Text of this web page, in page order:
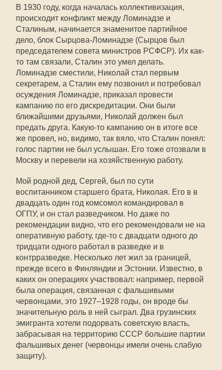
В 1930 году, когда началась коллективизация,
происходит конфликт между Ломинадзе и
Сталиным, начинается знаменитое партийное
дело, блок Сырцова-Ломинадзе (Сырцов был
председателем совета министров РСФСР). Их как-
то там связали, Сталин это умел делать.
Ломинадзе сместили, Николай стал первым
секретарем, а Сталин ему позвонил и потребовал
осуждения Ломинадзе, приказал провести
кампанию по его дискредитации. Они были
ближайшими друзьями, Николай должен был
предать друга. Какую-то кампанию он в итоге все
же провел, но, видимо, так вяло, что Сталин понял:
голос партии не был услышан. Его тоже отозвали в
Москву и перевели на хозяйственную работу.
Мой родной дед, Сергей, был по сути
воспитанником старшего брата, Николая. Его в в
двадцать один год комсомол командировал в
ОГПУ, и он стал разведчиком. Но даже по
рекомендации видно, что его рекомендовали не на
оперативную работу, где-то с двадцати одного до
тридцати одного работал в разведке и в
контрразведке. Несколько лет жил за границей,
прежде всего в Финляндии и Эстонии. Известно, в
каких он операциях участвовал: например, первой
была операция, связанная с фальшивыми
червонцами, это 1927–1928 годы, он вроде бы
значительную роль в ней сыграл. Два грузинских
эмигранта хотели подорвать советскую власть,
забрасывая на территорию СССР большие партии
фальшивых денег (червонцы имели очень слабую
защиту).